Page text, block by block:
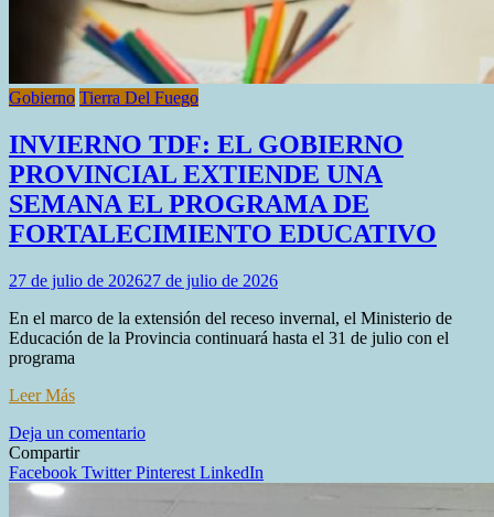
Gobierno Tierra Del Fuego
INVIERNO TDF: EL GOBIERNO
PROVINCIAL EXTIENDE UNA
SEMANA EL PROGRAMA DE
FORTALECIMIENTO EDUCATIVO
27 de julio de 202627 de julio de 2026
En el marco de la extensión del receso invernal, el Ministerio de
Educación de la Provincia continuará hasta el 31 de julio con el
programa
Leer Más
Deja un comentarioen
TDF:
Compartir
Facebook TwitterPinterest LinkedIn